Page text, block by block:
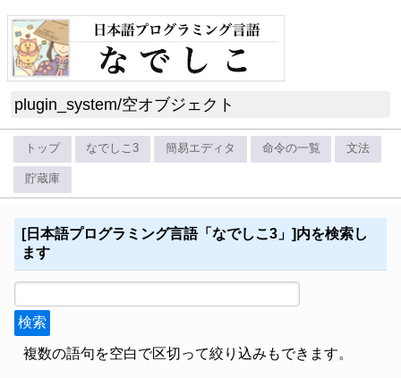
plugin_system/空オブジェクト
トップ なでしこ3 簡易エディタ 命令の一覧 文法
貯蔵庫
[日本語プログラミング言語「なでしこ3」]内を検索し
ます
複数の語句を空白で区切って絞り込みもできます。